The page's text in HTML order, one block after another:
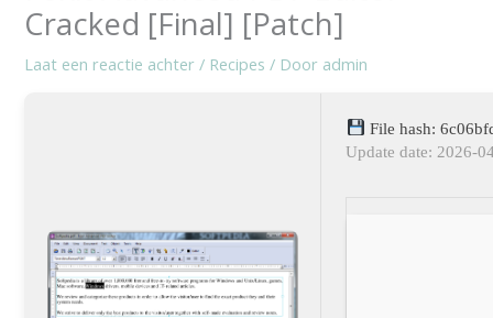
Cracked [Final] [Patch]
Laat een reactie achter / Recipes / Door admin
File hash:
Update date: 2026-